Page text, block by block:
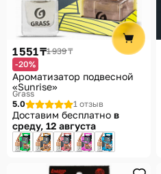
1 551 ₸1 939 ₸
-20%
Ароматизатор подвесной
«Sunrise»
Grass
5.0
1 отзыв
Доставим бесплатно в
среду, 12 августа